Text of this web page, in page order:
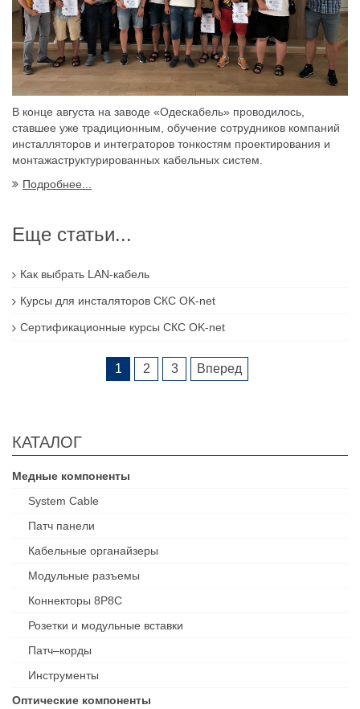
В конце августа на заводе «Одескабель» проводилось,
ставшее уже традиционным, обучение сотрудников компаний
инсталляторов и интеграторов тонкостям проектирования и
монтажаструктурированных кабельных систем.
Подробнее...
Еще статьи...
Как выбрать LAN-кабель
Курсы для инсталяторов СКС OK-net
Сертификационные курсы СКС OK-net
1 2 3 Вперед
КАТАЛОГ
Медные компоненты
System Cable
Патч панели
Кабельные органайзеры
Модульные разъемы
Коннекторы 8P8C
Розетки и модульные вставки
Патч–корды
Инструменты
Оптические компоненты